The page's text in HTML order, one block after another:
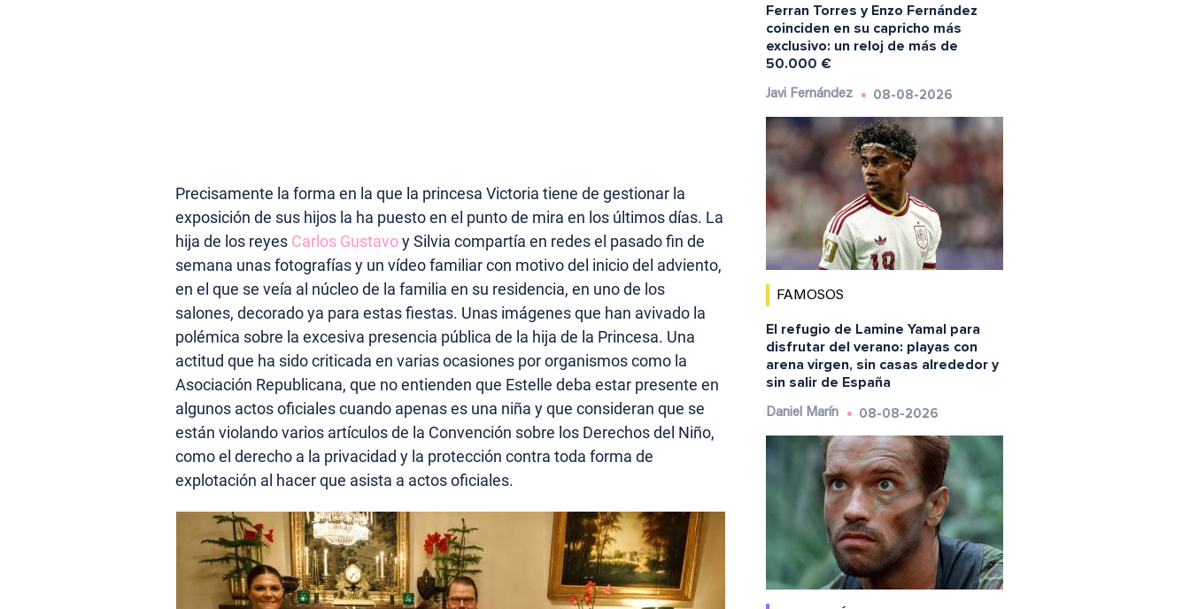
Precisamente la forma en la que la princesa Victoria tiene de gestionar la
exposición de sus hijos la ha puesto en el punto de mira en los últimos días. La
hija de los reyes Carlos Gustavoy Silvia compartía en redes el pasado fin de
semana unas fotografías y un vídeo familiar con motivo del inicio del adviento,
en el que se veía al núcleo de la familia en su residencia, en uno de los
salones, decorado ya para estas fiestas. Unas imágenes que han avivado la
polémica sobre la excesiva presencia pública de la hija de la Princesa. Una
actitud que ha sido criticada en varias ocasiones por organismos como la
Asociación Republicana, que no entienden que Estelle deba estar presente en
algunos actos oficiales cuando apenas es una niña y que consideran que se
están violando varios artículos de la Convención sobre los Derechos del Niño,
como el derecho a la privacidad y la protección contra toda forma de
explotación al hacer que asista a actos oficiales.
Ferran Torres y Enzo Fernández
coinciden en su capricho más
exclusivo: un reloj de más de
50.000 €
Javi Fernández 08-08-2026
FAMOSOS
El refugio de Lamine Yamal para
disfrutar del verano: playas con
arena virgen, sin casas alrededor y
sin salir de España
Daniel Marín 08-08-2026